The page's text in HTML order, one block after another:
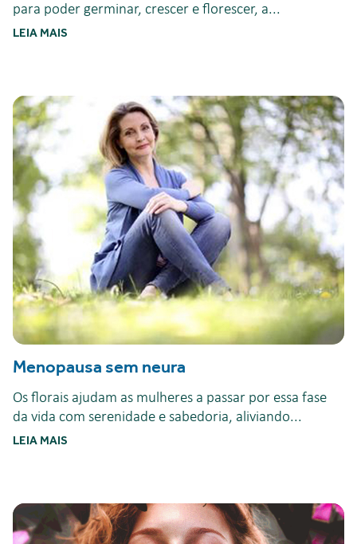
para poder germinar, crescer e florescer, a...
LEIA MAIS
Menopausa sem neura
Os florais ajudam as mulheres a passar por essa fase
da vida com serenidade e sabedoria, aliviando...
LEIA MAIS